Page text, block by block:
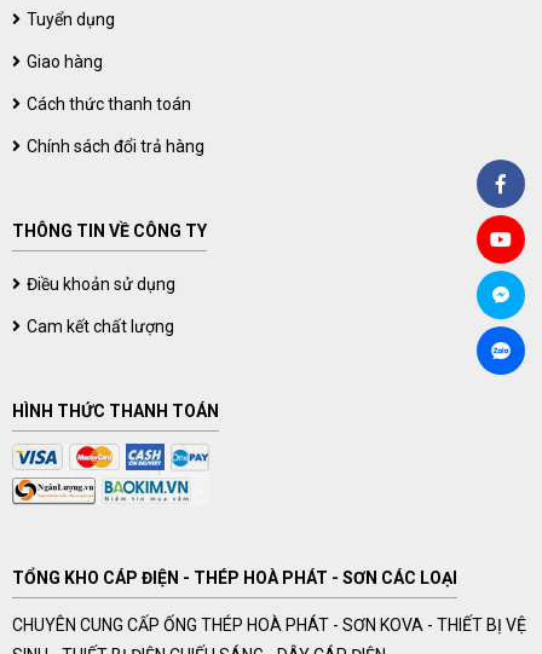
Tuyển dụng
Giao hàng
Cách thức thanh toán
Chính sách đổi trả hàng
THÔNG TIN VỀ CÔNG TY
Điều khoản sử dụng
Cam kết chất lượng
HÌNH THỨC THANH TOÁN
TỔNG KHO CÁP ĐIỆN - THÉP HOÀ PHÁT - SƠN CÁC LOẠI
CHUYÊN CUNG CẤP ỐNG THÉP HOÀ PHÁT - SƠN KOVA - THIẾT BỊ VỆ